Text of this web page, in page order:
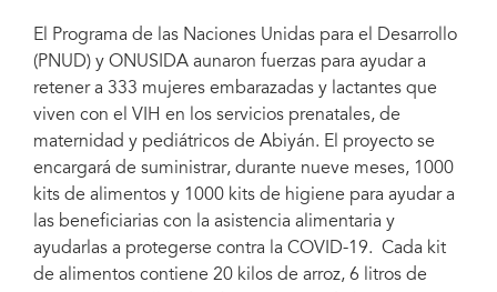
El Programa de las Naciones Unidas para el Desarrollo
(PNUD) y ONUSIDA aunaron fuerzas para ayudar a
retener a 333 mujeres embarazadas y lactantes que
viven con el VIH en los servicios prenatales, de
maternidad y pediátricos de Abiyán. El proyecto se
encargará de suministrar, durante nueve meses, 1000
kits de alimentos y 1000 kits de higiene para ayudar a
las beneficiarias con la asistencia alimentaria y
ayudarlas a protegerse contra la COVID-19. Cada kit
de alimentos contiene 20 kilos de arroz, 6 litros de